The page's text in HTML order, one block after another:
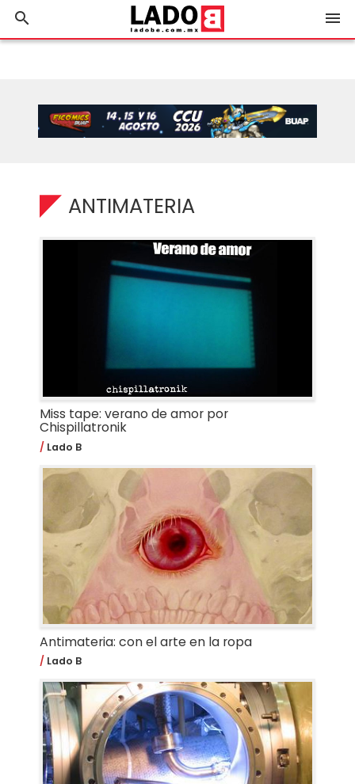
search menu
ANTIMATERIA
Miss tape: verano de amor por
Chispillatronik
Lado B
Antimateria: con el arte en la ropa
Lado B